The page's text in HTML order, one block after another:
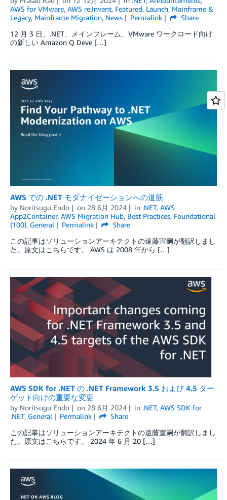
AWS for VMware, AWS re:Invent, Featured, Launch, Mainframe &
Legacy, Mainframe Migration, News Permalink
Share
12 月 3 日、.NET、メインフレーム、VMware ワークロード向け
の新しい Amazon Q Deve […]
AWS での .NET モダナイゼーションへの道筋
by Noritsugu Endo on 28 6月 2024 in .NET, AWS
App2Container, AWS Migration Hub, Best Practices, Foundational
(100), General Permalink
Share
この記事はソリューションアーキテクトの遠藤宣嗣が翻訳しまし
た。原文はこちらです。 AWS は 2008 年から […]
AWS SDK for .NET の .NET Framework 3.5 および 4.5 ター
ゲット向けの重要な変更
by Noritsugu Endo on 28 6月 2024 in .NET, AWS SDK for
.NET, General Permalink
Share
この記事はソリューションアーキテクトの遠藤宣嗣が翻訳しまし
た。原文はこちらです。 2024 年 6 月 20 […]